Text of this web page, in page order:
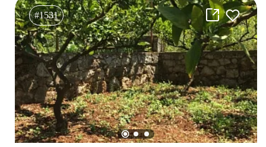
#1531